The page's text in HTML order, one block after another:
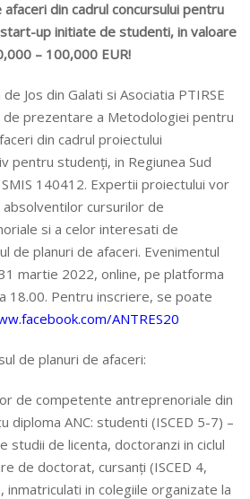
din cadrul concursului pentru
up initiate de studenti, in valoare
– 100,000 EUR!
Jos din Galati si Asociatia PTIRSE
de prezentare a Metodologiei pentru
din cadrul proiectului
pentru studenți, in Regiunea Sud
SMIS 140412. Expertii proiectului vor
cursurilor de
si a celor interesati de
de planuri de afaceri. Evenimentul
martie 2022, online, pe platforma
18.00. Pentru inscriere, se poate
ANTRES20
de planuri de afaceri:
de competente antreprenoriale din
diploma ANC: studenti (ISCED 5-7) –
studii de licenta, doctoranzi in ciclul
de doctorat, cursanți (ISCED 4,
inmatriculati in colegiile organizate la